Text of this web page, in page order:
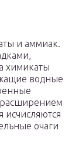
и аммиак.
химикаты
водные
исчисляются
очаги